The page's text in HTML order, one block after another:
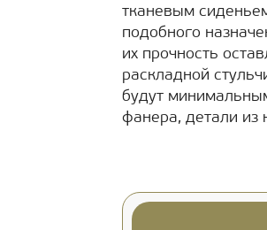
тканевым
подобного
их прочность
раскладной
будут
фанера, детали из